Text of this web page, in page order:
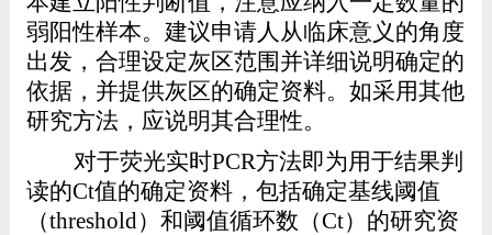
弱阳性样本。建议申请人从临床意义的角度
出发，合理设定灰区范围并详细说明确定的
依据，并提供灰区的确定资料。如采用其他
研究方法，应说明其合理性。
对于荧光实时PCR方法即为用于结果判
读的Ct值的确定资料，包括确定基线阈值
（threshold ）和阈值循环数（Ct）的研究资